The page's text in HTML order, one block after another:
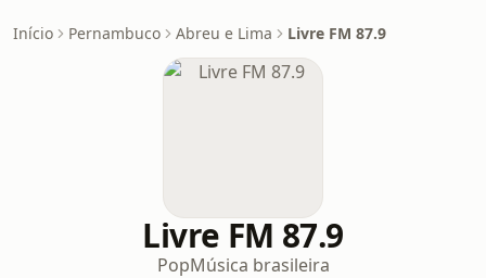
Início Pernambuco Abreu e Lima Livre FM 87.9
Livre FM 87.9
PopMúsica brasileira